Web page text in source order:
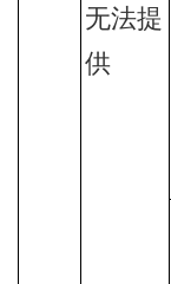
无法提
供